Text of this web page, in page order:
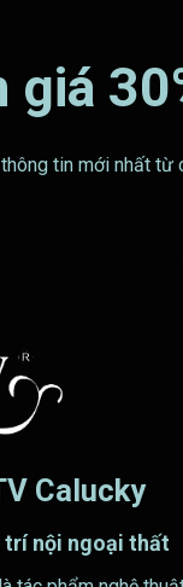
tin mới nhất từ
Calucky
trí nội ngoại thất